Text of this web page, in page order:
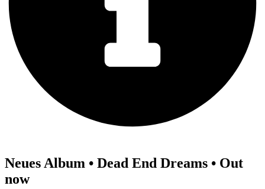
Neues Album • Dead End Dreams • Out
now